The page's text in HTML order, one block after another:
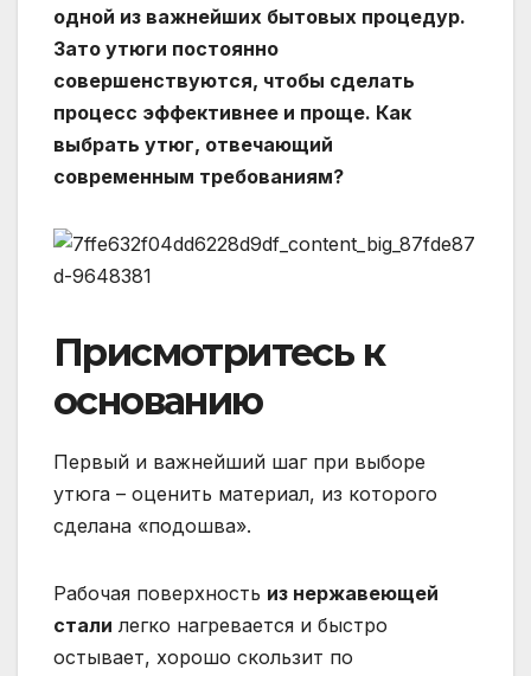
одной из важнейших бытовых процедур.
Зато утюги постоянно
совершенствуются, чтобы сделать
процесс эффективнее и проще. Как
выбрать утюг, отвечающий
современным требованиям?
Присмотритесь к
основанию
Первый и важнейший шаг при выборе
утюга – оценить материал, из которого
сделана «подошва».
Рабочая поверхность из нержавеющей
стали легко нагревается и быстро
остывает, хорошо скользит по